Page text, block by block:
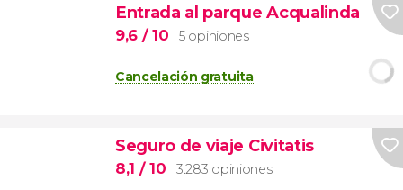
Entrada al parque Acqualinda
9,6 / 10 5 opiniones
Cancelación gratuita
Seguro de viaje Civitatis
8,1 / 10 3.283 opiniones